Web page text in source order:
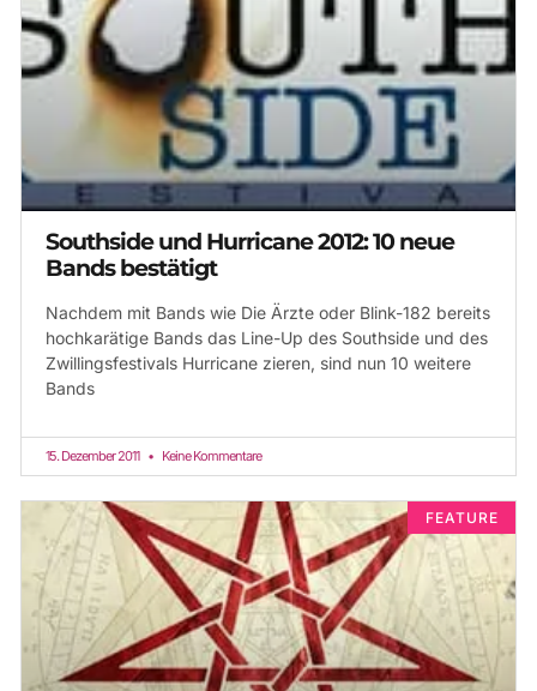
Southside und Hurricane 2012: 10 neue
Bands bestätigt
Nachdem mit Bands wie Die Ärzte oder Blink-182 bereits
hochkarätige Bands das Line-Up des Southside und des
Zwillingsfestivals Hurricane zieren, sind nun 10 weitere
Bands
15. Dezember 2011 Keine Kommentare
FEATURE